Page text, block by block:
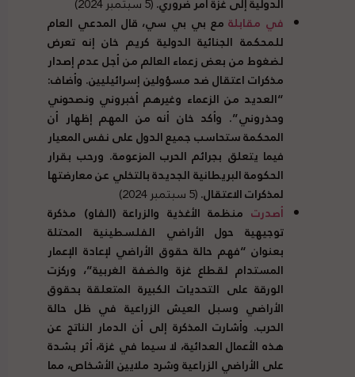
الدولية إلى غزة أمر ضروري.(5 سبتمبر 2024)
في مقابلةمع بي بي سي، قال المدعي العام
للمحكمة الجنائية الدولية كريم خان إنه تعرض
لضغوط من بعض زعماء العالم من أجل عدم إصدار
مذكرات اعتقال ضد مسؤولين إسرائيليين. وأضاف:
“العديد من الزعماء وغيرهم أخبروني ونصحوني
وحذروني”. وأكد خان أنه من المهم إظهار أن
المحكمة ستحاسب جميع الدول على نفس المعيار
فيما يتعلق بجرائم الحرب المزعومة. ورحب بقرار
الحكومة البريطانية الجديدة بالتخلي عن معارضتها
لمذكرات الاعتقال.(5 سبتمبر 2024)
أصدرت منظمة الأغذية والزراعة (الفاو) مذكرة
توجيهية حول الأراضي الفلسطينية المحتلة
بعنوان “فهم حالة حقوق الأراضي لإعادة الإعمار
المستدام لقطاع غزة والضفة الغربية”، وركزت
الورقة على التحديات الكبيرة المتعلقة بحقوق
الأراضي وسبل العيش الزراعية في ظل حالة
الحرب. وأشارت المذكرة إلى أن الدمار الناتج عن
هذه الأعمال العدائية، لا سيما في غزة، أثر بشدة
على الأراضي الزراعية وشرد ملايين الأشخاص، مما